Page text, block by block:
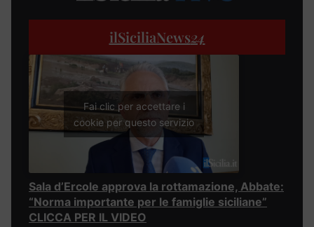
ilSiciliaNews24
Fai clic per accettare i
cookie per questo servizio
Sala d’Ercole approva la rottamazione, Abbate:
“Norma importante per le famiglie siciliane”
CLICCA PER IL VIDEO